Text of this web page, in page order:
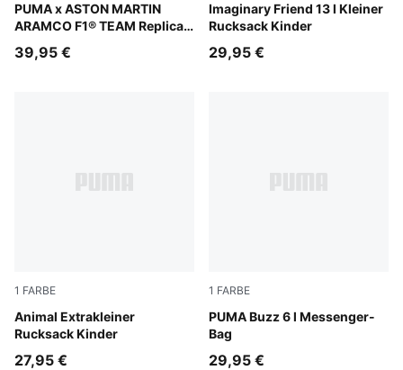
PUMA x ASTON MARTIN
ARAMCO F1® TEAM Replica
Green Lux
39,95 €
Imaginary Friend 13 l Kleiner
Rucksack Kinder
Alpine Snow-Animal AOP
29,95 €
1 FARBE
Animal Extrakleiner
Rucksack Kinder
Toasted Almond
27,95 €
1 FARBE
PUMA Buzz 6 l Messenger-
Bag
Puma Black
29,95 €